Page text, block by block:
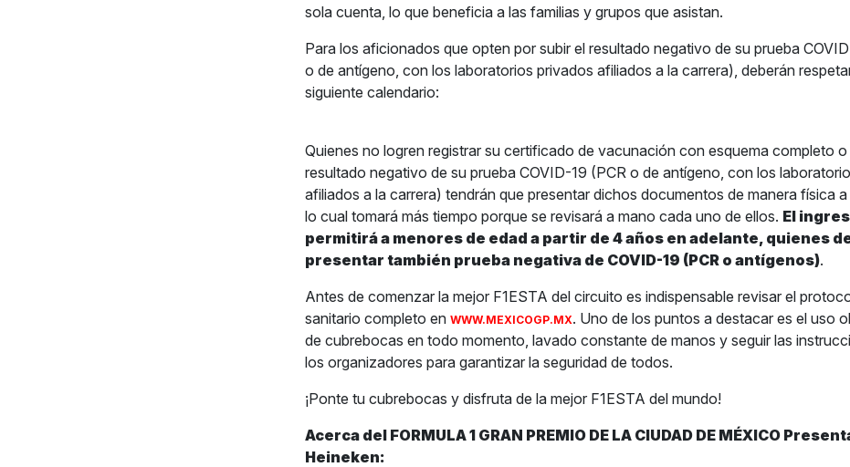
sola cuenta, lo que beneficia a las familias y grupos que asistan.
Para los aficionados que opten por subir el resultado negativo de su prueba
o de antígeno, con los laboratorios privados afiliados a la carrera), deberán
siguiente calendario:
Quienes no logren registrar su certificado de vacunación con esquema completo o
resultado negativo de su prueba COVID-19 (PCR o de antígeno, con los
afiliados a la carrera) tendrán que presentar dichos documentos de manera física a
lo cual tomará más tiempo porque se revisará a mano cada uno de ellos. El
permitirá a menores de edad a partir de 4 años en adelante, quienes
presentar también prueba negativa de COVID-19 (PCR o antígenos).
Antes de comenzar la mejor F1ESTA del circuito es indispensable revisar el
sanitario completo en WWW.MEXICOGP.MX. Uno de los puntos a destacar es el uso
de cubrebocas en todo momento, lavado constante de manos y seguir las
los organizadores para garantizar la seguridad de todos.
¡Ponte tu cubrebocas y disfruta de la mejor F1ESTA del mundo!
Acerca del FORMULA 1 GRAN PREMIO DE LA CIUDAD DE MÉXICO
Heineken: